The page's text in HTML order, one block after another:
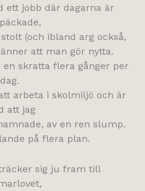
ett jobb där dagarna är
(och ibland arg också,
att man gör nytta.
skratta flera gånger per
dag.
arbeta i skolmiljö och är
att jag
av en ren slump.
på flera plan.
sig ju fram till